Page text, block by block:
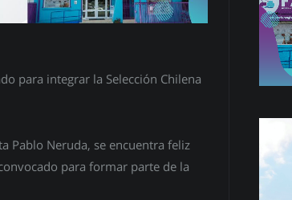
para integrar la Selección Chilena
Pablo Neruda, se encuentra feliz
para formar parte de la